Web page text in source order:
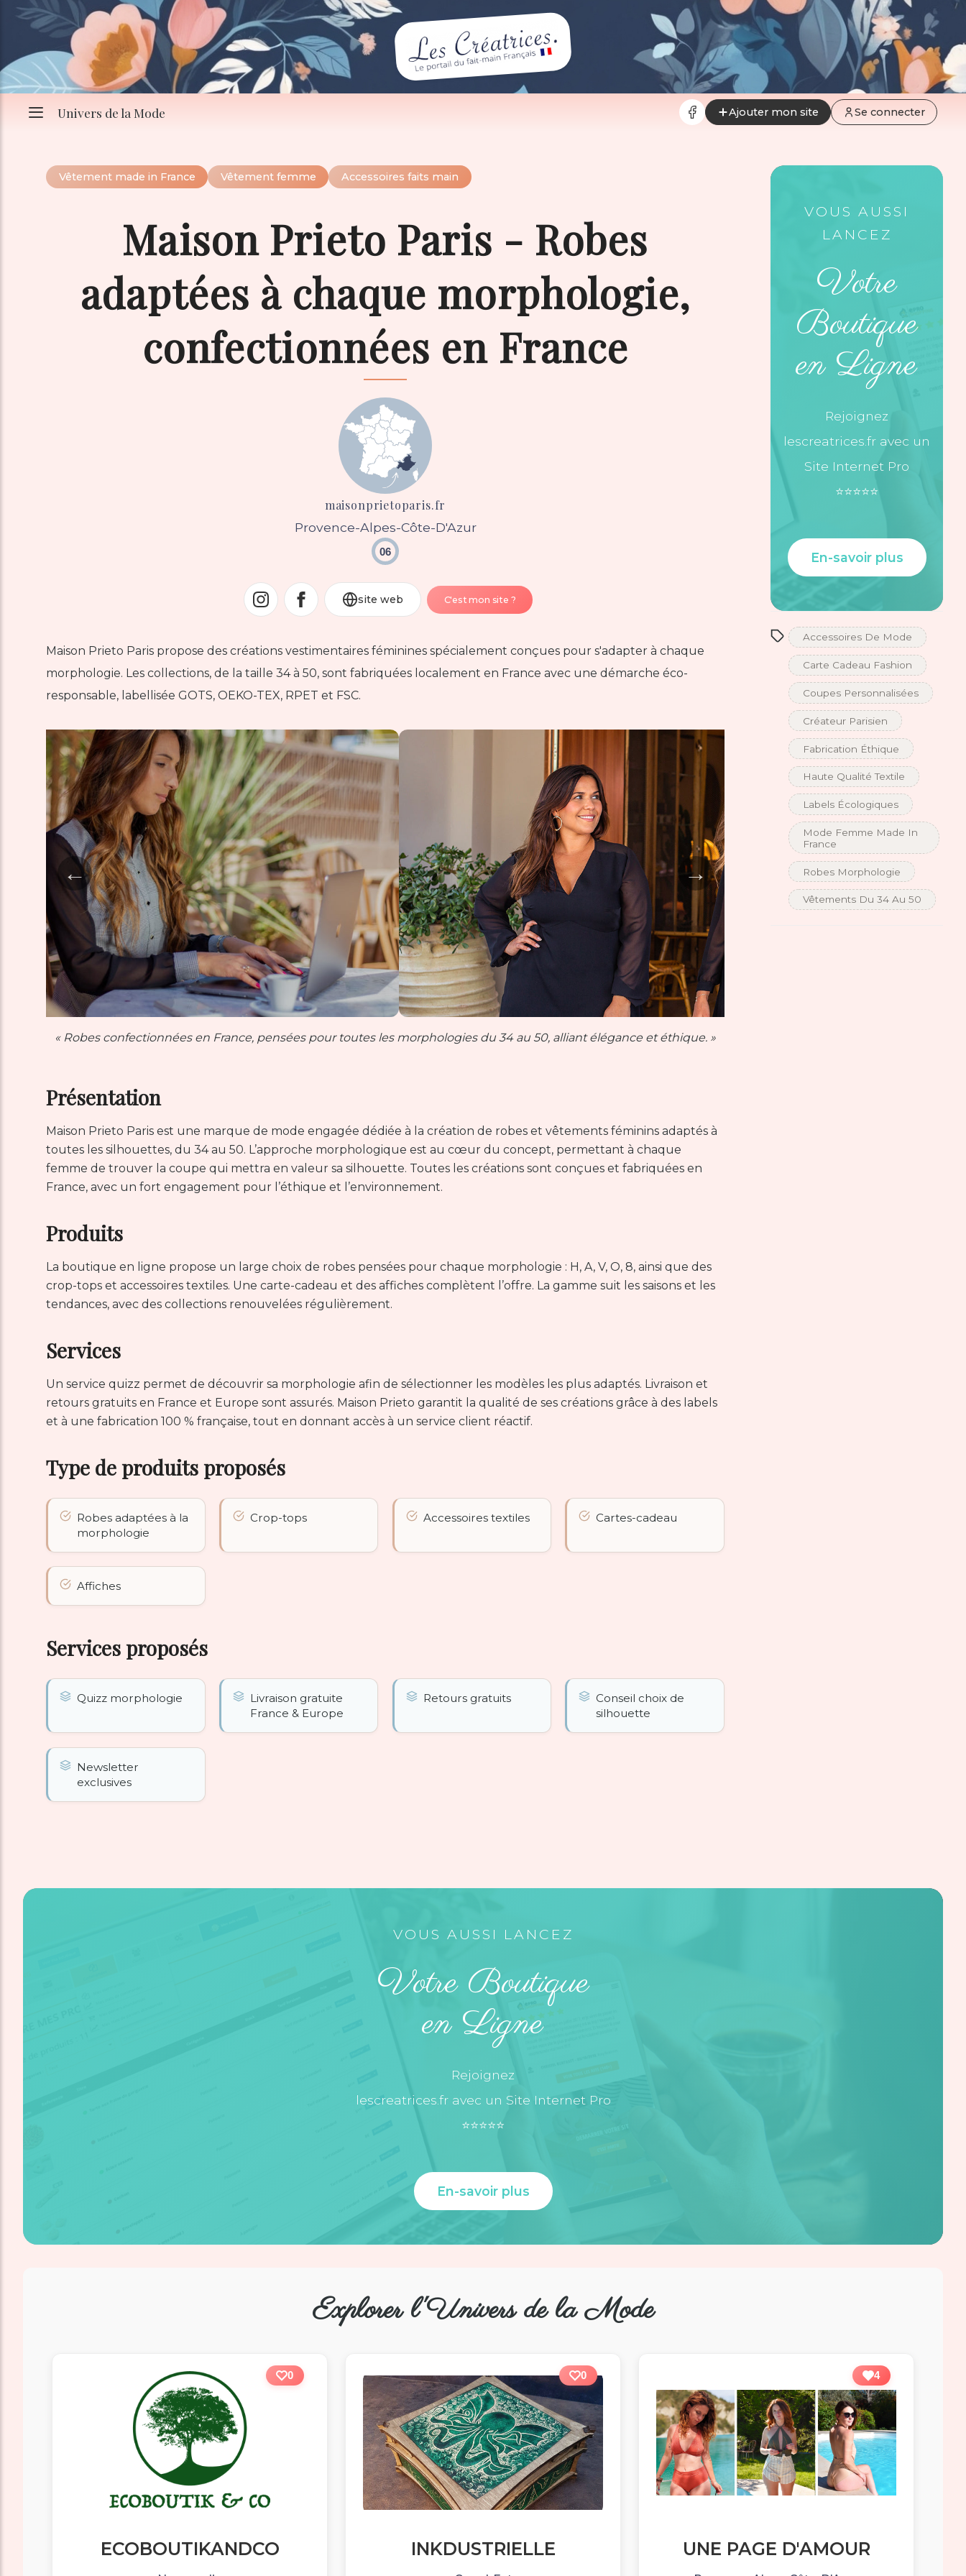
Univers de la Mode Ajouter mon site Se connecter
Vêtement made in France Vêtement femme Accessoires faits main
Maison Prieto Paris - Robes
adaptées à chaque morphologie,
confectionnées en France
maisonprietoparis.fr
Provence-Alpes-Côte-D'Azur
06
site web C'est mon site ?
Maison Prieto Paris propose des créations vestimentaires féminines spécialement conçues pour s'adapter à chaque
morphologie. Les collections, de la taille 34 à 50, sont fabriquées localement en France avec une démarche éco-
responsable, labellisée GOTS, OEKO-TEX, RPET et FSC.
← →
« Robes confectionnées en France, pensées pour toutes les morphologies du 34 au 50, alliant élégance et éthique. »
Présentation
Maison Prieto Paris est une marque de mode engagée dédiée à la création de robes et vêtements féminins adaptés à
toutes les silhouettes, du 34 au 50. L’approche morphologique est au cœur du concept, permettant à chaque
femme de trouver la coupe qui mettra en valeur sa silhouette. Toutes les créations sont conçues et fabriquées en
France, avec un fort engagement pour l’éthique et l’environnement.
Produits
La boutique en ligne propose un large choix de robes pensées pour chaque morphologie : H, A, V, O, 8, ainsi que des
crop-tops et accessoires textiles. Une carte-cadeau et des affiches complètent l’offre. La gamme suit les saisons et les
tendances, avec des collections renouvelées régulièrement.
Services
Un service quizz permet de découvrir sa morphologie afin de sélectionner les modèles les plus adaptés. Livraison et
retours gratuits en France et Europe sont assurés. Maison Prieto garantit la qualité de ses créations grâce à des labels
et à une fabrication 100 % française, tout en donnant accès à un service client réactif.
Type de produits proposés
Robes adaptées à la
morphologie
Crop-tops Accessoires textiles Cartes-cadeau
Affiches
Services proposés
Quizz morphologie
Livraison gratuite
France & Europe
Retours gratuits
Conseil choix de
silhouette
Newsletter
exclusives
VOUS AUSSI
LANCEZ
Votre
Boutique
en Ligne
Rejoignez
lescreatrices.fr avec un
Site Internet Pro
⭐️⭐️⭐️⭐️⭐️
En-savoir plus
Accessoires De Mode
Carte Cadeau Fashion
Coupes Personnalisées
Créateur Parisien
Fabrication Éthique
Haute Qualité Textile
Labels Écologiques
Mode Femme Made In
France
Robes Morphologie
Vêtements Du 34 Au 50
VOUS AUSSI LANCEZ
Votre Boutique
en Ligne
Rejoignez
lescreatrices.fr avec un Site Internet Pro
⭐️⭐️⭐️⭐️⭐️
En-savoir plus
Explorer l'Univers de la Mode
0
ECOBOUTIKANDCO
0
INKDUSTRIELLE
4
UNE PAGE D'AMOUR